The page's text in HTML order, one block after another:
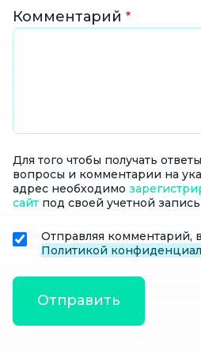
Комментарий
Для того чтобы получать
вопросы и комментарии на
адрес необходимо
сайт под своей учетной
Отправляя комментарий,
Политикой